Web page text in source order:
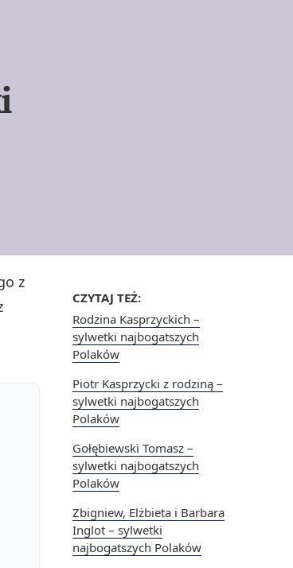
CZYTAJ TEŻ:
Rodzina Kasprzyckich –
sylwetki najbogatszych
Polaków
Piotr Kasprzycki z rodziną –
sylwetki najbogatszych
Polaków
Gołębiewski Tomasz –
sylwetki najbogatszych
Polaków
Zbigniew, Elżbieta i Barbara
Inglot – sylwetki
najbogatszych Polaków
z